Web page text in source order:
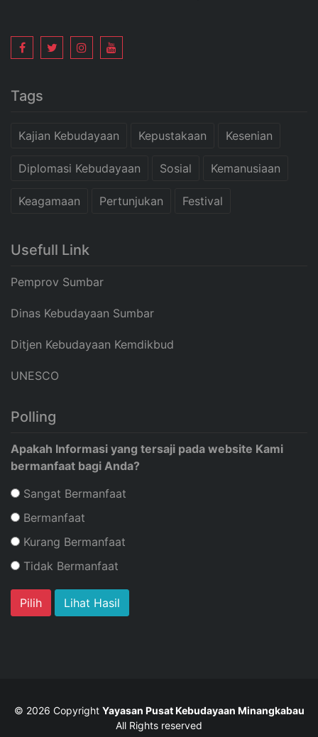
Tags
Kajian Kebudayaan Kepustakaan Kesenian
Diplomasi Kebudayaan Sosial Kemanusiaan
Keagamaan Pertunjukan Festival
Usefull Link
Pemprov Sumbar
Dinas Kebudayaan Sumbar
Ditjen Kebudayaan Kemdikbud
UNESCO
Polling
Apakah Informasi yang tersaji pada website Kami
bermanfaat bagi Anda?
Sangat Bermanfaat
Bermanfaat
Kurang Bermanfaat
Tidak Bermanfaat
Lihat Hasil
© 2026 Copyright Yayasan Pusat Kebudayaan Minangkabau
All Rights reserved